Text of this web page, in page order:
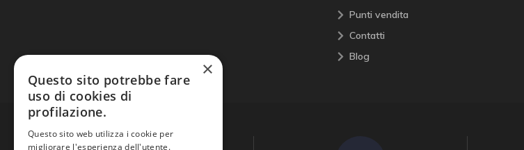
Punti vendita
Contatti
Blog
×
Questo sito potrebbe fare
uso di cookies di
profilazione.
Questo sito web utilizza i cookie per
migliorare l'esperienza dell'utente.